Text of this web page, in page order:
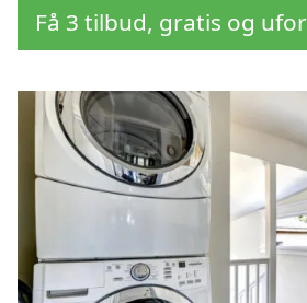
Få 3 tilbud, gratis og